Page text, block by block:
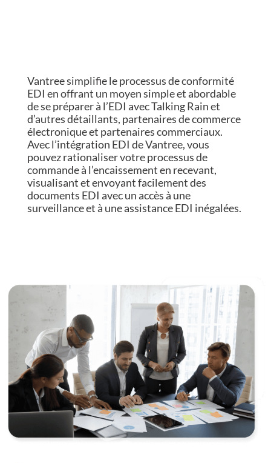
Vantree simplifie le processus de conformité
EDI en offrant un moyen simple et abordable
de se préparer à l’EDI avec Talking Rain et
d’autres détaillants, partenaires de commerce
électronique et partenaires commerciaux.
Avec l’intégration EDI de Vantree, vous
pouvez rationaliser votre processus de
commande à l’encaissement en recevant,
visualisant et envoyant facilement des
documents EDI avec un accès à une
surveillance et à une assistance EDI inégalées.